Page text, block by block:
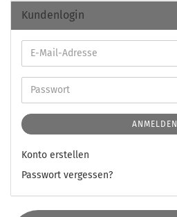
Kundenlogin
ANMELDEN
Konto erstellen
Passwort vergessen?